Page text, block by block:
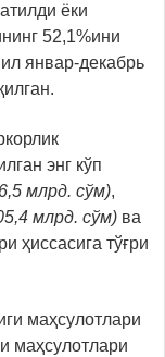
ёки
52,1%ини
январ-декабрь
энг кўп
млрд. сўм),
млрд. сўм) ва
ҳиссасига тўғри
маҳсулотлари
маҳсулотлари